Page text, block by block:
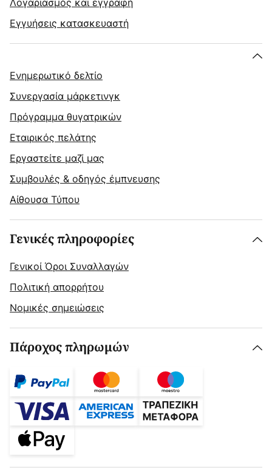
Εγγυήσεις κατασκευαστή
Ενημερωτικό δελτίο
Συνεργασία μάρκετινγκ
Πρόγραμμα θυγατρικών
Εταιρικός πελάτης
Εργαστείτε μαζί μας
Συμβουλές & οδηγός έμπνευσης
Αίθουσα Τύπου
Γενικές πληροφορίες
Γενικοί Όροι Συναλλαγών
Πολιτική απορρήτου
Νομικές σημειώσεις
Πάροχος πληρωμών